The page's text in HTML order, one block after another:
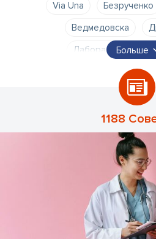
Via Una Безрученко
Ведмедовска
Лабораторные
Обязательная проверка
Страусс
алголог в Риге
вакцинирование
врачебная
гинекология
глазной
д-р.
Больше
1188